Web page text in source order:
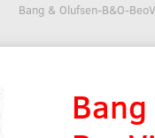
Bang & Olufsen-B&O-